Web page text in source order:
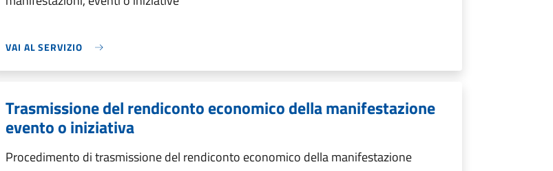
VAI AL SERVIZIO
Trasmissione del rendiconto economico della manifestazione
evento o iniziativa
Procedimento di trasmissione del rendiconto economico della manifestazione